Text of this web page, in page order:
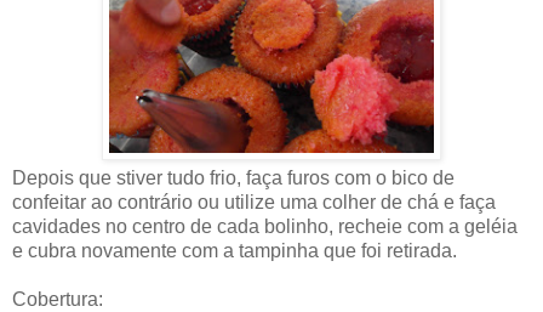
Depois que stiver tudo frio, faça furos com o bico de
confeitar ao contrário ou utilize uma colher de chá e faça
cavidades no centro de cada bolinho, recheie com a geléia
e cubra novamente com a tampinha que foi retirada.
Cobertura: